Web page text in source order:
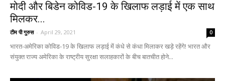
मोदी और बिडेन कोविड-19 के खिलाफ लड़ाई में एक साथ
मिलकर...
टीम पी गुरुस - April 29, 2021 0
भारत-अमेरिका कोविड-19 के खिलाफ लड़ाई में कंधे से कंधा मिलाकर खड़े रहेंगे! भारत और
संयुक्त राज्य अमेरिका के राष्ट्रीय सुरक्षा सलाहकारों के बीच बातचीत होने...